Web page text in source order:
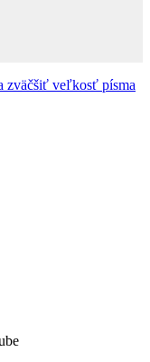
zväčšiť veľkosť písma